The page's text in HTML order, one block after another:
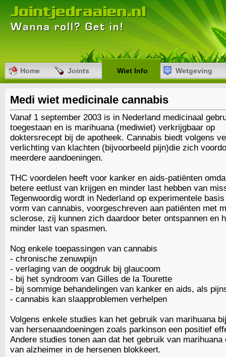
Home Joints Wiet Info Wetgeving
Medi wiet medicinale cannabis
Vanaf 1 september 2003 is in Nederland medicinaal
toegestaan en is marihuana (mediwiet) verkrijgbaar op
doktersrecept bij de apotheek. Cannabis biedt volgens
verlichting van klachten (bijvoorbeeld pijn)die zich
meerdere aandoeningen.
THC voordelen heeft voor kanker en aids-patiënten
betere eetlust van krijgen en minder last hebben van
Tegenwoordig wordt in Nederland op experimentele
vorm van cannabis, voorgeschreven aan patiënten met
sclerose, zij kunnen zich daardoor beter ontspannen en
minder last van spasmen.
Nog enkele toepassingen van cannabis
- chronische zenuwpijn
- verlaging van de oogdruk bij glaucoom
- bij het syndroom van Gilles de la Tourette
- bij sommige behandelingen van kanker en aids, als
- cannabis kan slaapproblemen verhelpen
Volgens enkele studies kan het gebruik van marihuana
van hersenaandoeningen zoals parkinson een positief
Andere studies tonen aan dat het gebruik van marihuana
van alzheimer in de hersenen blokkeert.